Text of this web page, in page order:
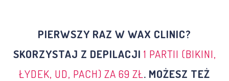
PIERWSZY RAZ W WAX CLINIC?
SKORZYSTAJ Z DEPILACJI 1 PARTII (BIKINI,
ŁYDEK, UD, PACH) ZA 69 ZŁ. MOŻESZ TEŻ